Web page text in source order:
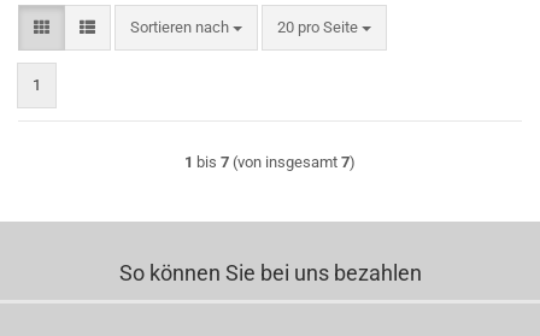
Sortieren nach
Sortieren nach 20 pro Seite
pro Seite
1
1 bis 7 (von insgesamt 7)
So können Sie bei uns bezahlen